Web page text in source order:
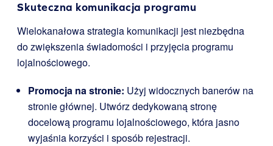
Skuteczna komunikacja programu
Wielokanałowa strategia komunikacji jest niezbędna
do zwiększenia świadomości i przyjęcia programu
lojalnościowego.
Promocja na stronie: Użyj widocznych banerów na
stronie głównej. Utwórz dedykowaną stronę
docelową programu lojalnościowego, która jasno
wyjaśnia korzyści i sposób rejestracji.